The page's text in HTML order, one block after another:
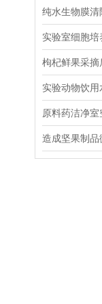
纯水生物膜清
枸杞鲜果采摘